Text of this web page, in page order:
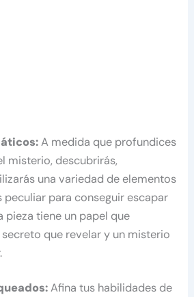
A medida que profundices
misterio, descubrirás,
una variedad de elementos
peculiar para conseguir escapar
pieza tiene un papel que
secreto que revelar y un misterio
Afina tus habilidades de